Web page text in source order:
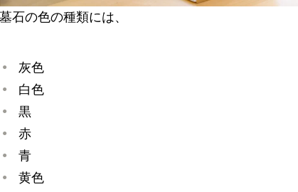
墓石の色の種類には、
灰色
白色
黒
赤
青
黄色